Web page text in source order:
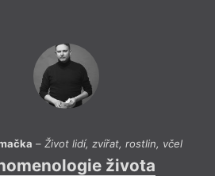
– Život lidí, zvířat, rostlin, včel
života